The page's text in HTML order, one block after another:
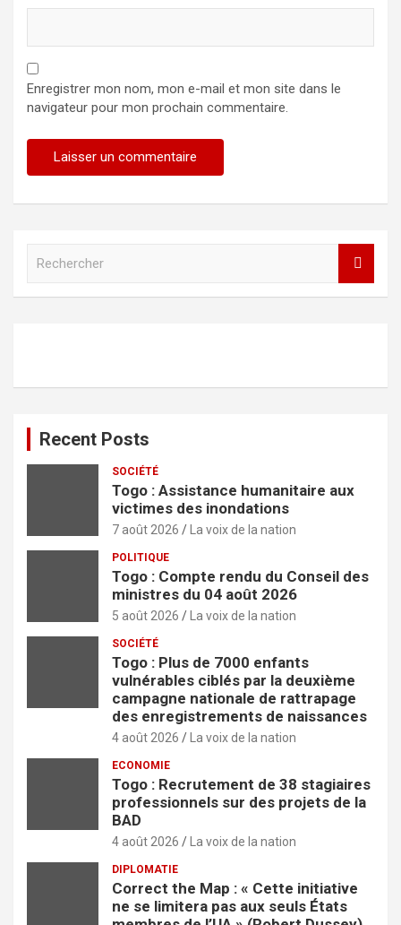
Enregistrer mon nom, mon e-mail et mon site dans le
navigateur pour mon prochain commentaire.
h
Recent Posts
SOCIÉTÉ
Togo : Assistance humanitaire aux
victimes des inondations
7 août 2026 La voix de la nation
POLITIQUE
Togo : Compte rendu du Conseil des
ministres du 04 août 2026
5 août 2026 La voix de la nation
SOCIÉTÉ
Togo : Plus de 7000 enfants
vulnérables ciblés par la deuxième
campagne nationale de rattrapage
des enregistrements de naissances
4 août 2026 La voix de la nation
ECONOMIE
Togo : Recrutement de 38 stagiaires
professionnels sur des projets de la
BAD
4 août 2026 La voix de la nation
DIPLOMATIE
Correct the Map : « Cette initiative
ne se limitera pas aux seuls États